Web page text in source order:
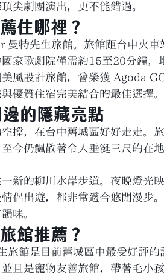
尖劇團演出，更不能錯過。
住哪裡？
特先生旅館。旅館距台中火車
家歌劇院僅需約15至20分鐘，
風設計旅館，曾榮獲 Agoda
優質住宿完美結合的最佳選擇。
的隱藏亮點
擋，在台中舊城區好好走走。
今仍飄散著令人垂涎三尺的在
新的柳川水岸步道。夜晚燈光
侶出遊，都非常適合悠閒漫步
味。
館推薦？
館是目前舊城區中最受好評的
且是寵物友善旅館，帶著毛小